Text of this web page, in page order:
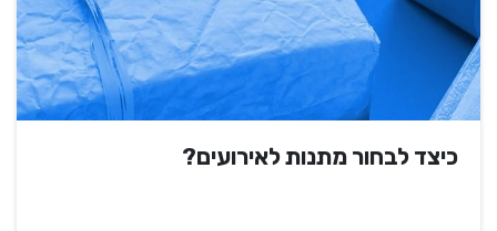
כיצד לבחור מתנות לאירועים?